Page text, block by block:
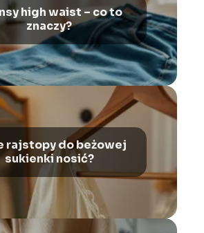
high waist – co to
znaczy?
rajstopy do beżowej
sukienki nosić?